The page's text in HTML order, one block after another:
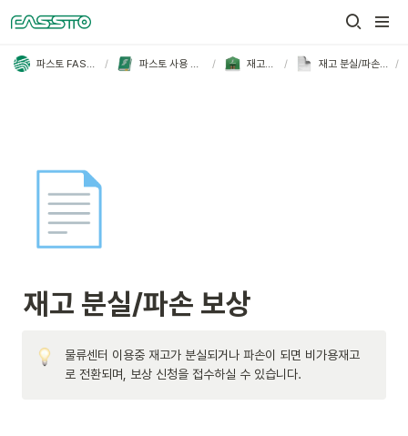
파스토 FASSTO / 파스토 사용 가이드 / 재고관리 / 재고 분실/파손 보상 /
📄
재고 분실/파손 보상
물류센터 이용중 재고가 분실되거나 파손이 되면 비가용재고
로 전환되며, 보상 신청을 접수하실 수 있습니다.